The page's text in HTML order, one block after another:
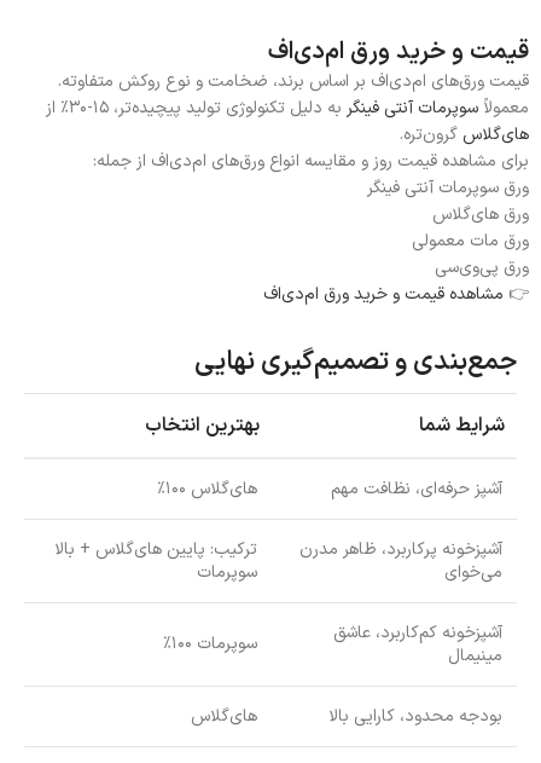
قیمت و خرید ورق ام‌دی‌اف
قیمت ورق‌های ام‌دی‌اف بر اساس برند، ضخامت و نوع روکش متفاوته.
معمولاً سوپرمات آنتی فینگر به دلیل تکنولوژی تولید پیچیده‌تر، ۱۵-۳۰٪ از
های‌گلاس گرون‌تره.
برای مشاهده قیمت روز و مقایسه انواع ورق‌های ام‌دی‌اف از جمله:
ورق سوپرمات آنتی فینگر
ورق های‌گلاس
ورق مات معمولی
ورق پی‌وی‌سی
👉 مشاهده قیمت و خرید ورق ام‌دی‌اف
جمع‌بندی و تصمیم‌گیری نهایی
شرایط شما بهترین انتخاب
آشپز حرفه‌ای، نظافت مهم های‌گلاس ۱۰۰٪
آشپزخونه پرکاربرد، ظاهر مدرن
می‌خوای
ترکیب: پایین های‌گلاس + بالا
سوپرمات
آشپزخونه کم‌کاربرد، عاشق
مینیمال
سوپرمات ۱۰۰٪
بودجه محدود، کارایی بالا های‌گلاس